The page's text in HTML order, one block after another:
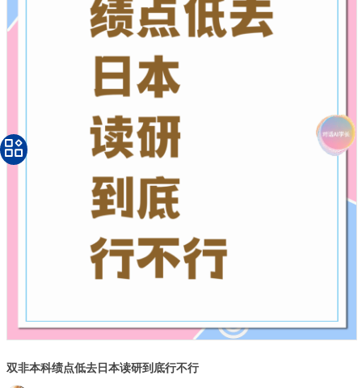
双非本科绩点低去日本读研到底行不行